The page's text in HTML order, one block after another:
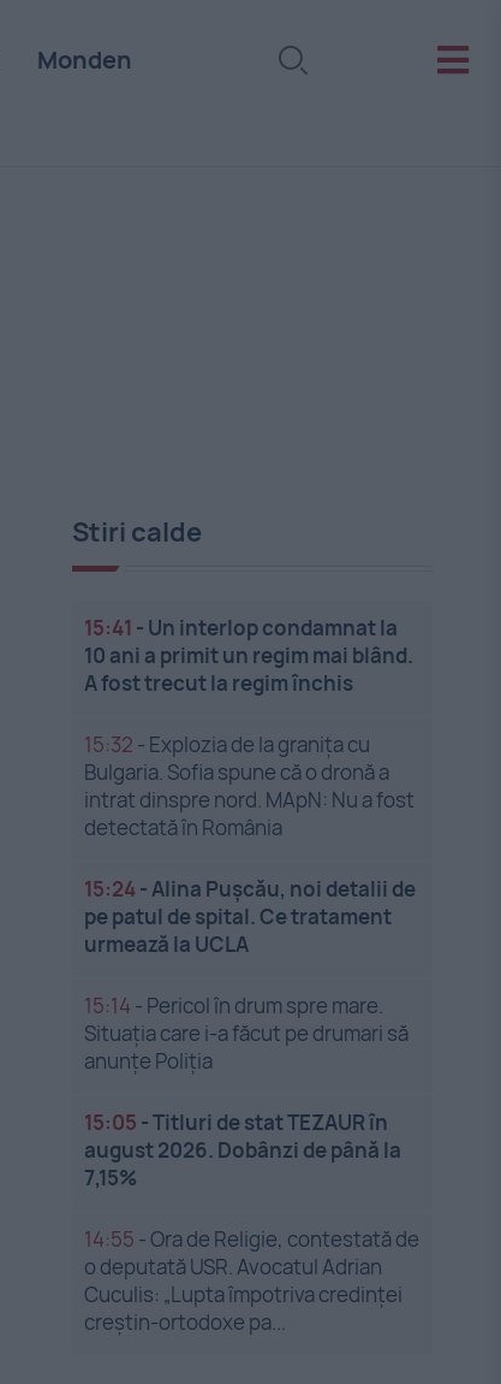
Monden
Stiri calde
15:41 - Un interlop condamnat la
10 ani a primit un regim mai blând.
A fost trecut la regim închis
15:32 - Explozia de la granița cu
Bulgaria. Sofia spune că o dronă a
intrat dinspre nord. MApN: Nu a fost
detectată în România
15:24-Alina Pușcău, noi detalii de
pe patul de spital. Ce tratament
urmează la UCLA
15:14 - Pericol în drum spre mare.
Situația care i-a făcut pe drumari să
anunțe Poliția
15:05 -Titluri de stat TEZAUR în
august 2026. Dobânzi de până la
7,15%
14:55 -Ora de Religie, contestată de
o deputată USR. Avocatul Adrian
Cuculis: „Lupta împotriva credinței
creștin-ortodoxe pa...